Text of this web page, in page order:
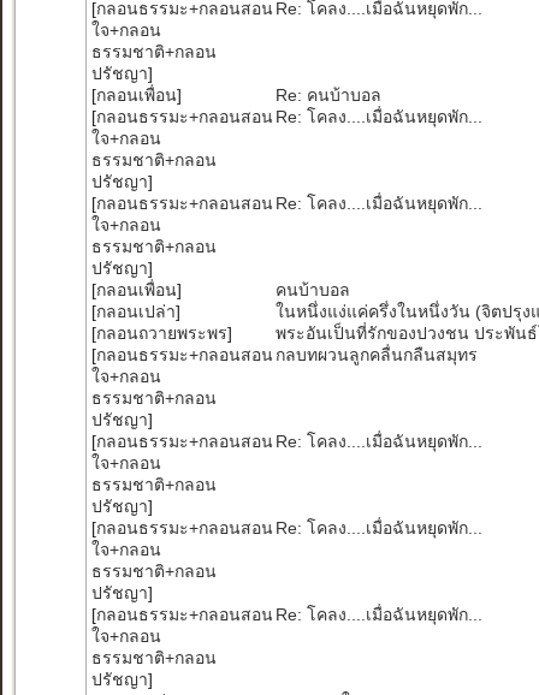
[กลอนธรรมะ+กลอนสอน
ใจ+กลอน
ธรรมชาติ+กลอน
ปรัชญา]
Re: โคลง....เมื่อฉันหยุดพัก...
[กลอนเพื่อน]
Re: คนบ้าบอล
[กลอนธรรมะ+กลอนสอน
ใจ+กลอน
ธรรมชาติ+กลอน
ปรัชญา]
Re: โคลง....เมื่อฉันหยุดพัก...
[กลอนธรรมะ+กลอนสอน
ใจ+กลอน
ธรรมชาติ+กลอน
ปรัชญา]
Re: โคลง....เมื่อฉันหยุดพัก...
[กลอนเพื่อน]
คนบ้าบอล
[กลอนเปล่า]
ในหนึ่งแง่แค่ครึ่งในหนึ่งวัน (จิตปรุง
[กลอนถวายพระพร]
พระอันเป็นที่รักของปวงชน ประพัน
[กลอนธรรมะ+กลอนสอน
ใจ+กลอน
ธรรมชาติ+กลอน
ปรัชญา]
กลบทผวนลูกคลื่นกลืนสมุทร
[กลอนธรรมะ+กลอนสอน
ใจ+กลอน
ธรรมชาติ+กลอน
ปรัชญา]
Re: โคลง....เมื่อฉันหยุดพัก...
[กลอนธรรมะ+กลอนสอน
ใจ+กลอน
ธรรมชาติ+กลอน
ปรัชญา]
Re: โคลง....เมื่อฉันหยุดพัก...
[กลอนธรรมะ+กลอนสอน
ใจ+กลอน
ธรรมชาติ+กลอน
ปรัชญา]
Re: โคลง....เมื่อฉันหยุดพัก...